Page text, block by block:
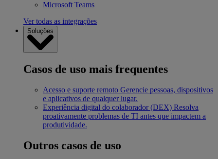
Microsoft Teams
Ver todas as integrações
Soluções
Casos de uso mais frequentes
Acesso e suporte remoto Gerencie pessoas, dispositivos
e aplicativos de qualquer lugar.
Experiência digital do colaborador (DEX) Resolva
proativamente problemas de TI antes que impactem a
produtividade.
Outros casos de uso